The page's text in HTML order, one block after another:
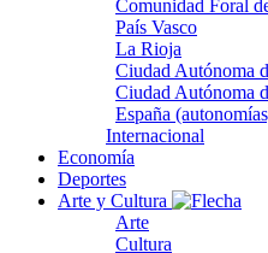
Comunidad Foral
País Vasco
La Rioja
Ciudad Autónoma
Ciudad Autónoma
España
Internacional
Economía
Deportes
Arte y Cultura
Arte
Cultura